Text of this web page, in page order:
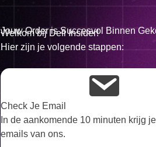
Jouw Order is Succesvol Binnen
Welkom bij Defi Insider!
Hier zijn je volgende stappen:
Check Je Email
In de aankomende 10 minuten krijg
emails van ons.